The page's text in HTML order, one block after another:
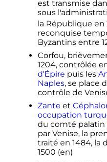
est transmise
sous
la République en
reconquise
Byzantins entre
Corfou,
1204, contrôlée
d'Épire puis les
Naples, se place
contrôle de
Zante et
occupation
du comté palatin
par Venise, la
traité en 1484, la
1500 (en)